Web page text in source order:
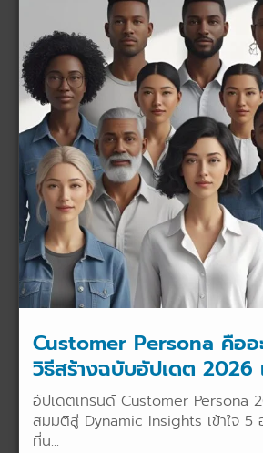
Customer Persona คืออะ
วิธีสร้างฉบับอัปเดต 2026
ลูกค้าในยุค AI
อัปเดตเทรนด์ Customer Persona
สมมติสู่ Dynamic Insights เข้าใจ
ที่น...